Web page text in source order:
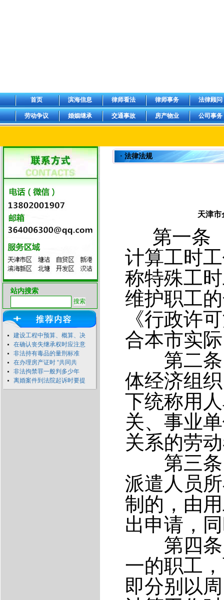
首页 滨海信息 律师看法 律师事务 法律顾问
劳动争议 婚姻继承 交通事故 房产物业 公司事务
站内搜索
建设工程中预算、概算、决
在确认丧失继承权时应注意
非法持有毒品的量刑标准
在办理房产证时 “共同共
非法拘禁罪一般判多少年
离婚案件到法院起诉时要提
· 法律法规
天津市
第一条
计算工时
称特殊工
维护职工
《行政许
合本市实
第二条
体经济组
下统称用
关、事业
关系的劳
第三条
派遣人员
制的，由
出申请，
第四条
一的职工
即分别以